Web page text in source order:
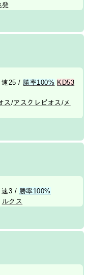
発
25 / 勝率100% KD53
ス/アスクレピオス/メ
速3 / 勝率100%
ルクス